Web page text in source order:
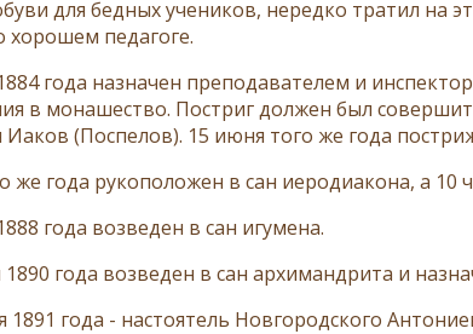
для бедных учеников, нередко тратил на
хорошем педагоге.
года назначен преподавателем и
в монашество. Постриг должен был
Иаков (Поспелов). 15 июня того же года
же года рукоположен в сан иеродиакона, а 10
года возведен в сан игумена.
1890 года возведен в сан архимандрита и
1891 года - настоятель Новгородского